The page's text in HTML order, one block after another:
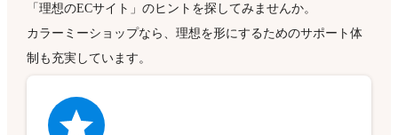
「理想のECサイト」のヒントを探してみませんか。
カラーミーショップなら、理想を形にするためのサポート体
制も充実しています。